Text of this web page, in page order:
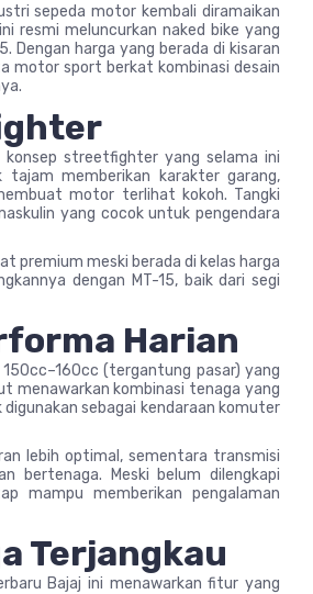
sepeda motor kembali diramaikan
resmi meluncurkan naked bike yang
Dengan harga yang berada di kisaran
motor sport berkat kombinasi desain
konsep streetfighter yang selama ini
tajam memberikan karakter garang,
motor terlihat kokoh. Tangki
yang cocok untuk pengendara
premium meski berada di kelas harga
dengan MT-15, baik dari segi
Harian
(tergantung pasar) yang
menawarkan kombinasi tenaga yang
sebagai kendaraan komuter
lebih optimal, sementara transmisi
bertenaga. Meski belum dilengkapi
mampu memberikan pengalaman
Terjangkau
Bajaj ini menawarkan fitur yang